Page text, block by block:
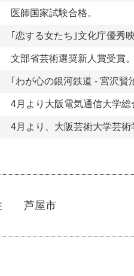
医師国家試験合格。
｢恋する女たち｣文化庁優秀
文部省芸術選奨新人賞受賞。
｢わが心の銀河鉄道 - 宮沢
4月より大阪電気通信大学総
4月より、大阪芸術大学芸術
芦屋市